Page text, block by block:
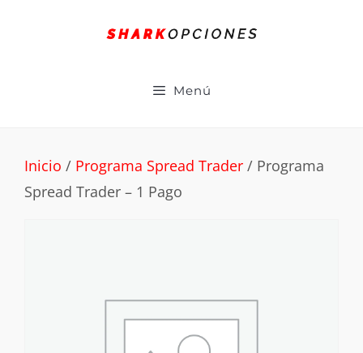
Menú
Inicio / Programa Spread Trader / Programa
Spread Trader – 1 Pago